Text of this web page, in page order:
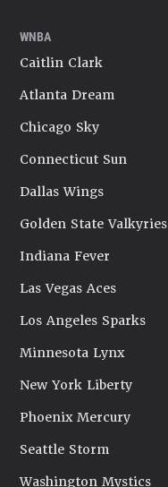
WNBA
Caitlin Clark
Atlanta Dream
Chicago Sky
Connecticut Sun
Dallas Wings
Golden State Valkyries
Indiana Fever
Las Vegas Aces
Los Angeles Sparks
Minnesota Lynx
New York Liberty
Phoenix Mercury
Seattle Storm
Washington Mystics